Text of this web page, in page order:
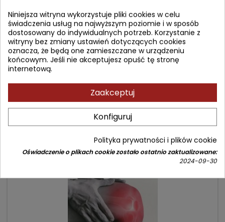
Autor: Konrad Domagała
(0)
Książka zawiera zbiór ćwiczeń oddechowych, pozycji
drenażowych i elementy rehabilitacji pulmonologicznej
Cena
11,90 zł
Cena
15,00 zł
 Dodaj do koszyka
favorite_border
Niniejsza witryna wykorzystuje pliki cookies w celu
świadczenia usług na najwyższym poziomie i w sposób
dostosowany do indywidualnych potrzeb. Korzystanie z
witryny bez zmiany ustawień dotyczących cookies
oznacza, że będą one zamieszczane w urządzeniu
końcowym. Jeśli nie akceptujesz opuść tę stronę
internetową.
Zaakceptuj
Konfiguruj
Polityka prywatności i plików cookie
Oświadczenie o plikach cookie zostało ostatnio zaktualizowane:
2024-09-30